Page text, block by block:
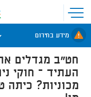
פתיחת
תפריט
אתר
מידע בחירום
חט”ב מגדלים
העתיד – חוקי